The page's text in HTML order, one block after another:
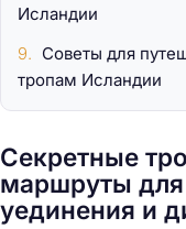
Секретные
маршруты
уединения и
Исландии
Советы для
тропам Исландии